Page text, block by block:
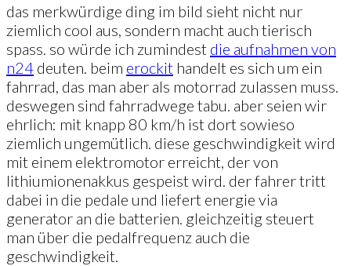
das merkwürdige ding im bild sieht nicht nur
ziemlich cool aus, sondern macht auch tierisch
spass. so würde ich zumindest die aufnahmen von
n24 deuten. beim erockit handelt es sich um ein
fahrrad, das man aber als motorrad zulassen muss.
deswegen sind fahrradwege tabu. aber seien wir
ehrlich: mit knapp 80 km/h ist dort sowieso
ziemlich ungemütlich. diese geschwindigkeit wird
mit einem elektromotor erreicht, der von
lithiumionenakkus gespeist wird. der fahrer tritt
dabei in die pedale und liefert energie via
generator an die batterien. gleichzeitig steuert
man über die pedalfrequenz auch die
geschwindigkeit.